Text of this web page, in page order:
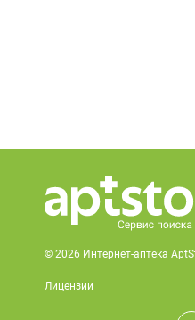
© 2026 Интернет-аптека
Лицензии